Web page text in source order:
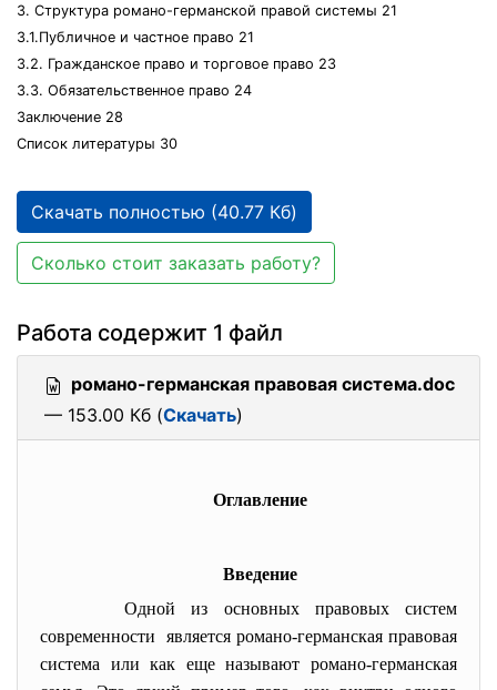
3. Структура романо-германской правой системы 21
3.1.Публичное и частное право 21
3.2. Гражданское право и торговое право 23
3.3. Обязательственное право 24
Заключение 28
Список литературы 30
Скачать полностью (40.77 Кб)
Сколько стоит заказать работу?
Работа содержит 1 файл
романо-германская правовая система.doc
— 153.00 Кб (Скачать)
Оглавление
Введение
Одной из основных правовых систем
современности является романо-германская правовая
система или как еще называют романо-германская